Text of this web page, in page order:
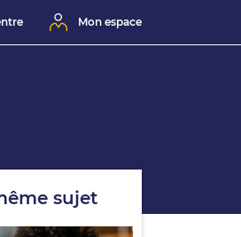
Mon espace
sujet